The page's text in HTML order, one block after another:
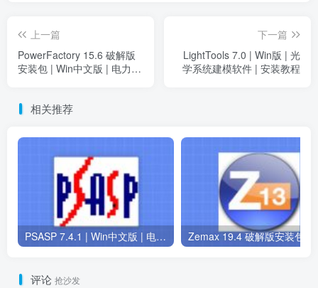
上一篇
PowerFactory 15.6 破解版
安装包 | Win中文版 | 电力系
下一篇
LightTools 7.0 | Win版 | 光
学系统建模软件 | 安装教程
相关推荐
PSASP 7.4.1 | Win中文版 | 电力系统分析软件 | 安装教程
评论 抢沙发